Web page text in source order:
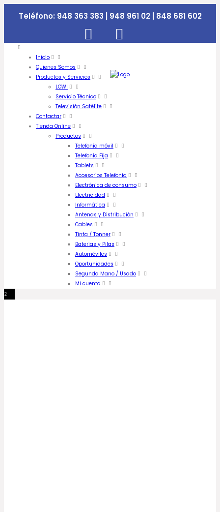
Teléfono: 948 363 383 | 948 961 02 | 848 681 602
Inicio
Quienes Somos
Productos y Servicios
LOWI
Servicio Técnico
Televisión Satélite
Contactar
Tienda Online
Productos
Telefonía móvil
Telefonía Fija
Tablets
Accesorios Telefonía
Electrónica de consumo
Electricidad
Informática
Antenas y Distribución
Cables
Tinta / Tonner
Baterias y Pilas
Automóviles
Oportunidades
Segunda Mano / Usado
Mi cuenta